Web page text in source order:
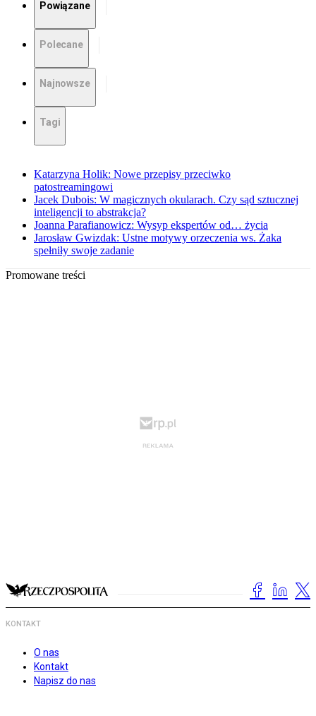
Powiązane
Polecane
Najnowsze
Tagi
Katarzyna Holik: Nowe przepisy przeciwko
patostreamingowi
Jacek Dubois: W magicznych okularach. Czy sąd sztucznej
inteligencji to abstrakcja?
Joanna Parafianowicz: Wysyp ekspertów od… życia
Jarosław Gwizdak: Ustne motywy orzeczenia ws. Żaka
spełniły swoje zadanie
Promowane treści
KONTAKT
O nas
Kontakt
Napisz do nas